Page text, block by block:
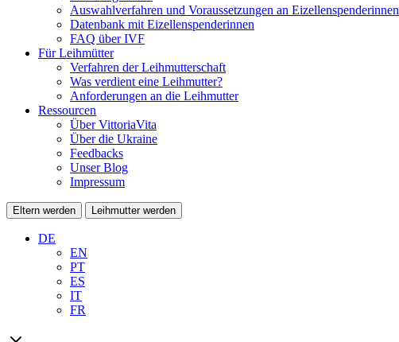
Auswahlverfahren und Voraussetzungen an Eizellenspenderinnen
Datenbank mit Eizellenspenderinnen
FAQ über IVF
Für Leihmütter
Verfahren der Leihmutterschaft
Was verdient eine Leihmutter?
Anforderungen an die Leihmutter
Ressourcen
Über VittoriaVita
Über die Ukraine
Feedbacks
Unser Blog
Impressum
Eltern werden Leihmutter werden
DE
EN
PT
ES
IT
FR